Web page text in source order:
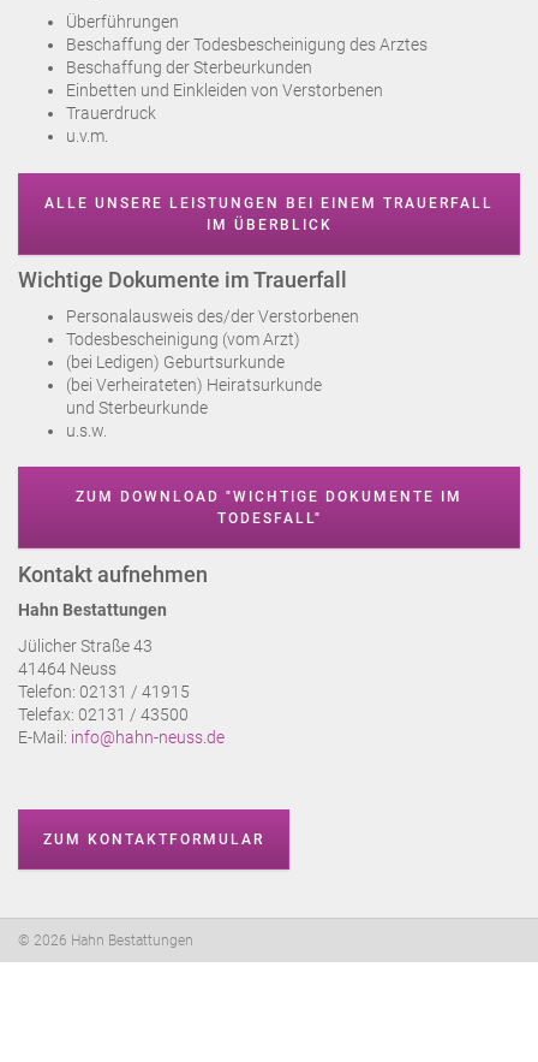
Überführungen
Beschaffung der Todesbescheinigung des Arztes
Beschaffung der Sterbeurkunden
Einbetten und Einkleiden von Verstorbenen
Trauerdruck
u.v.m.
ALLE UNSERE LEISTUNGEN BEI EINEM TRAUERFALL
IM ÜBERBLICK
Wichtige Dokumente im Trauerfall
Personalausweis des/der Verstorbenen
Todesbescheinigung (vom Arzt)
(bei Ledigen) Geburtsurkunde
(bei Verheirateten) Heiratsurkunde
und Sterbeurkunde
u.s.w.
ZUM DOWNLOAD "WICHTIGE DOKUMENTE IM
TODESFALL"
Kontakt aufnehmen
Hahn Bestattungen
Jülicher Straße 43
41464 Neuss
Telefon: 02131 / 41915
Telefax: 02131 / 43500
E-Mail: info@hahn-neuss.de
ZUM KONTAKTFORMULAR
© 2026 Hahn Bestattungen